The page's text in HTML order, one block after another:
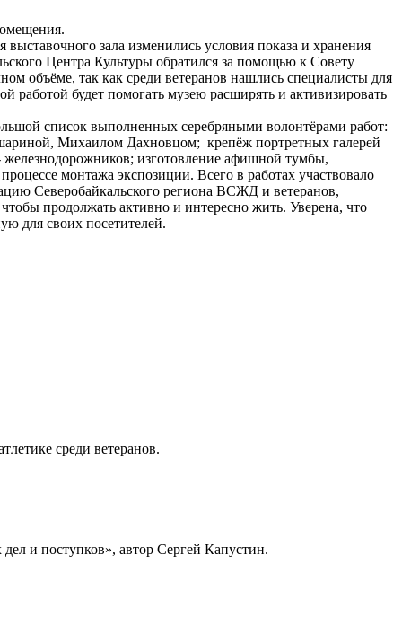
зала изменились условия показа и хранения
Центра Культуры обратился за помощью к Совету
объёме, так как среди ветеранов нашлись специалисты для
работой будет помогать музею расширять и активизировать
список выполненных серебряными волонтёрами работ:
Михаилом Дахновцом; крепёж портретных галерей
изготовление афишной тумбы,
монтажа экспозиции. Всего в работах участвовало
Северобайкальского региона ВСЖД и ветеранов,
продолжать активно и интересно жить. Уверена, что
для своих посетителей.
среди ветеранов.
и поступков», автор Сергей Капустин.